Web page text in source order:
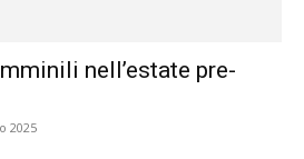
nell’estate pre-
2025